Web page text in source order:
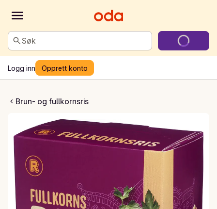
Søk
Logg inn Opprett konto
Brun- og fullkornsris